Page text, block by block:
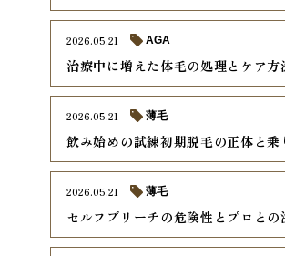
治療中に増えた体毛の処理とケア方
2026.05.21 AGA
飲み始めの試練初期脱毛の正体と乗
2026.05.21 薄毛
セルフブリーチの危険性とプロとの
2026.05.21 薄毛